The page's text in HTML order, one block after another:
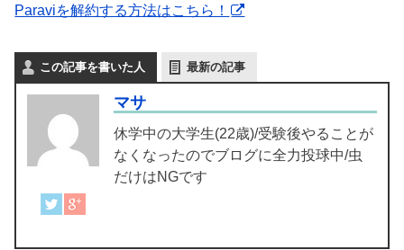
Paraviを解約する方法はこちら！
この記事を書いた人 最新の記事
マサ
休学中の大学生(22歳)/受験後やることが
なくなったのでブログに全力投球中/虫
だけはNGです